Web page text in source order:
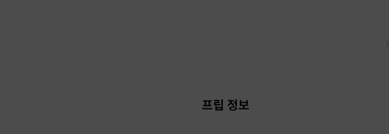
프립 정보